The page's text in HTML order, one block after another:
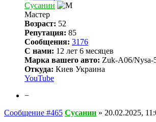
Сусанин
Мастер
Возраст: 52
Репутация: 85
Сообщения: 3176
С нами: 12 лет 6 месяцев
Марка вашего авто: Zuk-A06/
Откуда: Киев Украина
YouTube
−
Сообщение #465 Сусанин » 20.02.2025,